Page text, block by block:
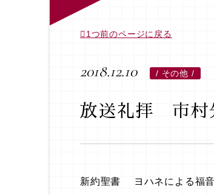
1つ前のページに戻る
2018.12.10 / その他 /
放送礼拝 市村
新約聖書 ヨハネによる福